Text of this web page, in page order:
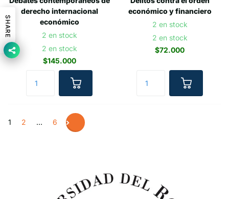
derecho internacional
económico
2 en stock
2 en stock
$145.000
económico y financiero
2 en stock
2 en stock
$72.000
1 2 … 6
SHARE